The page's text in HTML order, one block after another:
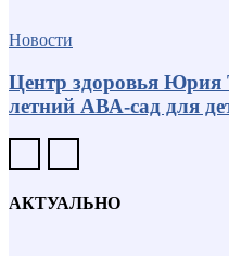
Новости
Центр здоровья Юрия
летний АВА-сад для
АКТУАЛЬНО